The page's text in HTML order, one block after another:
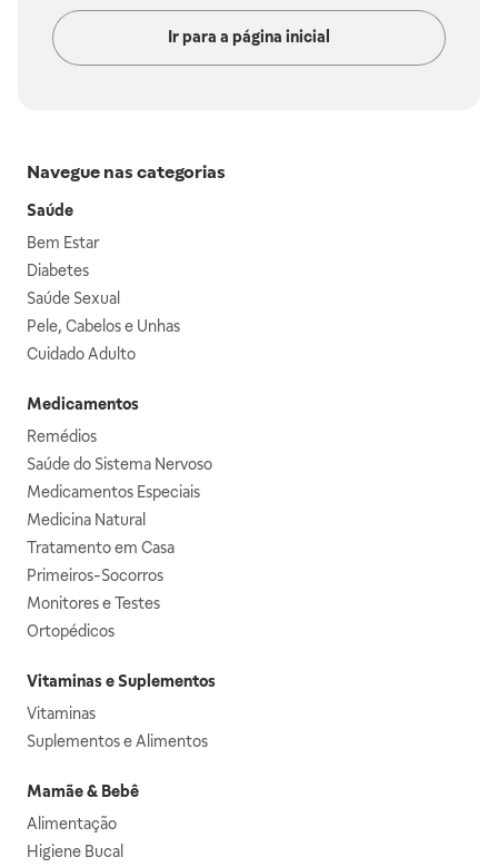
Ir para a página inicial
Navegue nas categorias
Saúde
Bem Estar
Diabetes
Saúde Sexual
Pele, Cabelos e Unhas
Cuidado Adulto
Medicamentos
Remédios
Saúde do Sistema Nervoso
Medicamentos Especiais
Medicina Natural
Tratamento em Casa
Primeiros-Socorros
Monitores e Testes
Ortopédicos
Vitaminas e Suplementos
Vitaminas
Suplementos e Alimentos
Mamãe & Bebê
Alimentação
Higiene Bucal